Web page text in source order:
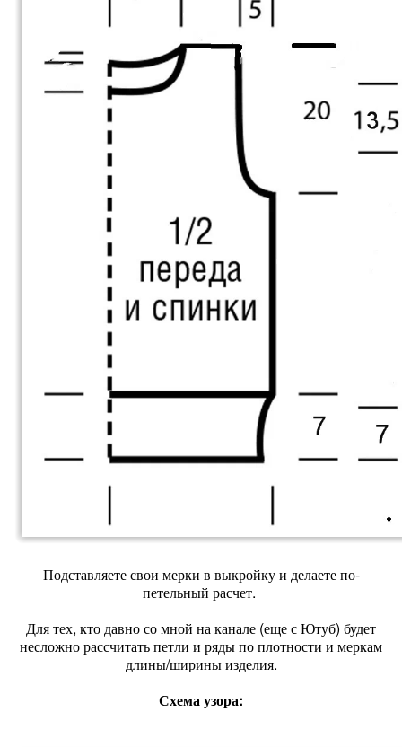
Подставляете свои мерки в выкройку и делаете по-
петельный расчет.
Для тех, кто давно со мной на канале (еще с Ютуб) будет
несложно рассчитать петли и ряды по плотности и меркам
длины/ширины изделия.
Схема узора: